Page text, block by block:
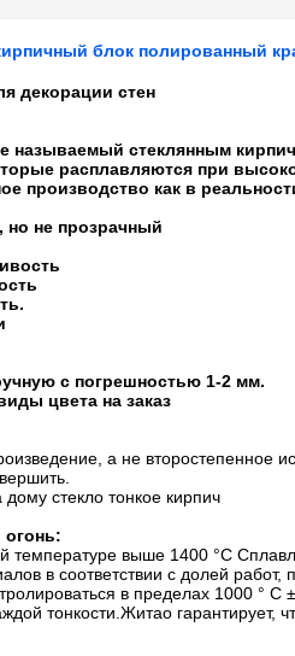
блок полированный
декорации стен
называемый стеклянным
расплавляются при
производство как в
но не прозрачный
с погрешностью 1-2 мм.
цвета на заказ
а не второстепенное
стекло тонкое кирпич
выше 1400 °C
в соответствии с долей
в пределах 1000 °
тонкости.Житао гарантирует,